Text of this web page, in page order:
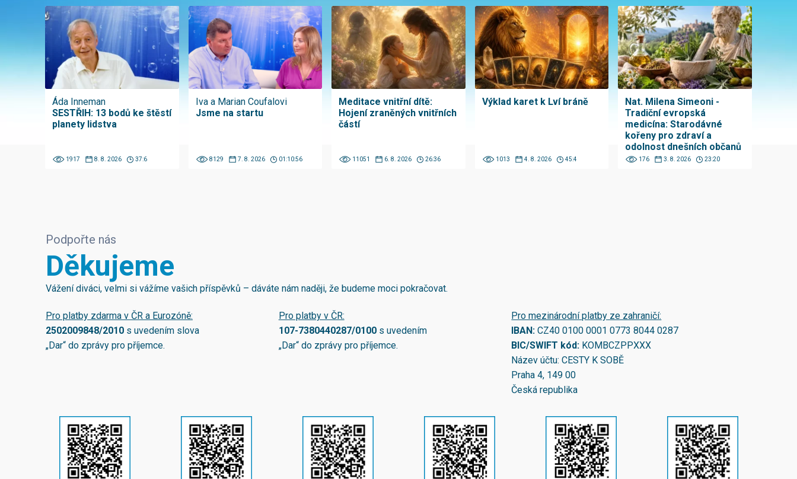
Áda Inneman
SESTŘIH: 13 bodů ke štěstí
planety lidstva
1917 8. 8. 2026 37:6
Iva a Marian Coufalovi
Jsme na startu
8129 7. 8. 2026 01:10:56
Meditace vnitřní dítě:
Hojení zraněných vnitřních
částí
11051 6. 8. 2026 26:36
Výklad karet k Lví bráně
1013 4. 8. 2026 45:4
Nat. Milena Simeoni -
Tradiční evropská
medicína: Starodávné
kořeny pro zdraví a
odolnost dnešních občanů
176 3. 8. 2026 23:20
Podpořte nás
Děkujeme
Vážení diváci, velmi si vážíme vašich příspěvků – dáváte nám naději, že budeme moci pokračovat.
Pro platby zdarma v ČR a Eurozóně:
2502009848/2010 s uvedením slova
„Dar“ do zprávy pro příjemce.
Pro platby v ČR:
107-7380440287/0100s uvedením
„Dar“ do zprávy pro příjemce.
Pro mezinárodní platby ze zahraničí:
IBAN:CZ40 0100 0001 0773 8044 0287
BIC/SWIFT kód: KOMBCZPPXXX
Název účtu: CESTY K SOBĚ
Praha 4, 149 00
Česká republika